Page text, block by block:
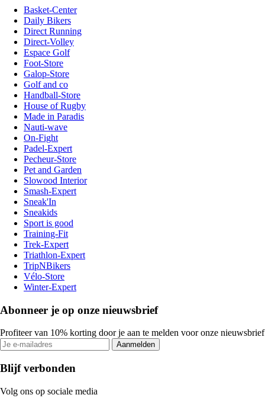
Basket-Center
Daily Bikers
Direct Running
Direct-Volley
Espace Golf
Foot-Store
Galop-Store
Golf and co
Handball-Store
House of Rugby
Made in Paradis
Nauti-wave
On-Fight
Padel-Expert
Pecheur-Store
Pet and Garden
Slowood Interior
Smash-Expert
Sneak'In
Sneakids
Sport is good
Training-Fit
Trek-Expert
Triathlon-Expert
TripNBikers
Vélo-Store
Winter-Expert
Abonneer je op onze nieuwsbrief
Profiteer van 10% korting door je aan te melden voor onze nieuwsbrief
Aanmelden
Blijf verbonden
Volg ons op sociale media